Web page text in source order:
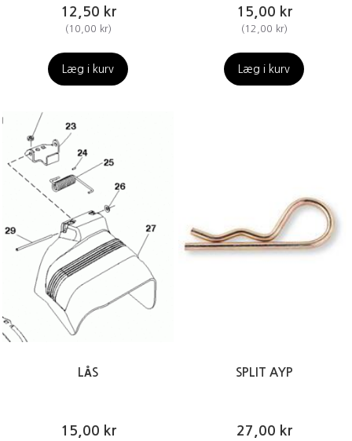
12,50 kr
( 10,00 kr)
Læg i kurv
15,00 kr
( 12,00 kr)
Læg i kurv
LÅS
15,00 kr
SPLIT AYP
27,00 kr